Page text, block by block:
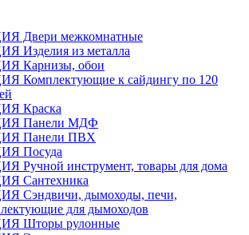
Двери межкомнатные
Изделия из металла
Карнизы, обои
Комплектующие к сайдингу по 120
Краска
Панели МДФ
Панели ПВХ
Посуда
Ручной инструмент, товары для дома
Сантехника
Сэндвичи, дымоходы, печи,
для дымоходов
Шторы рулонные